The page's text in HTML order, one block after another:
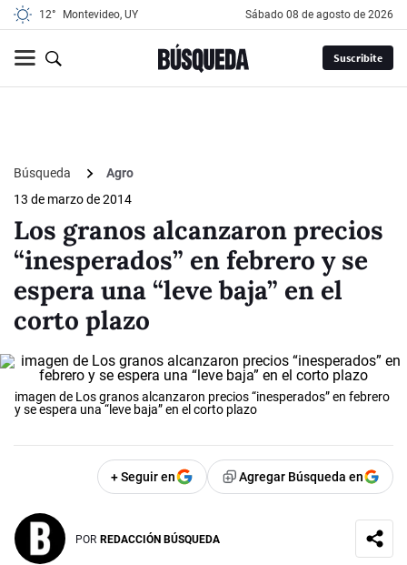
12° Montevideo, UY sábado 08 de agosto de 2026
Suscribite
Búsqueda
Agro
13 de marzo de 2014
Los granos alcanzaron precios
“inesperados” en febrero y se
espera una “leve baja” en el
corto plazo
imagen de Los granos alcanzaron precios “inesperados” en febrero
y se espera una “leve baja” en el corto plazo
+ Seguir en Agregar Búsqueda en
POR REDACCIÓN BÚSQUEDA